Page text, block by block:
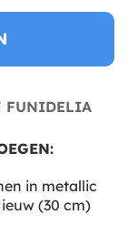
FUNIDELIA
in metallic
(30 cm)